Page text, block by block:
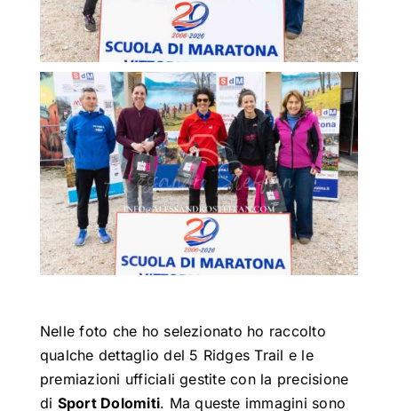
Nelle foto che ho selezionato ho raccolto
qualche dettaglio del 5 Ridges Trail e le
premiazioni ufficiali gestite con la precisione
di Sport Dolomiti. Ma queste immagini sono